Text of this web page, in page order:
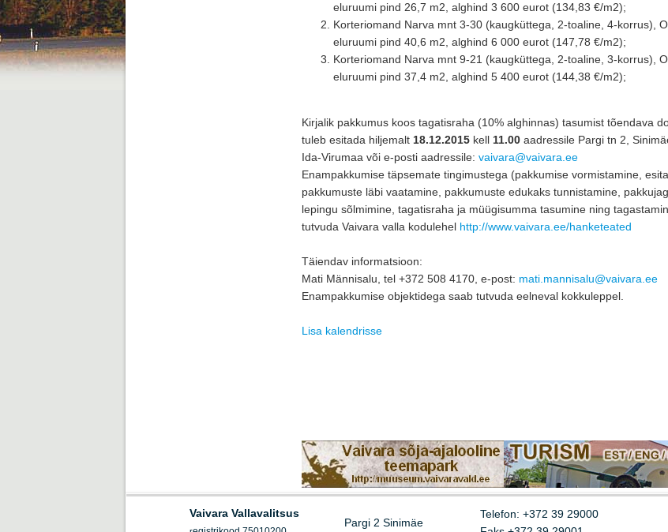
eluruumi pind 26,7 m2, alghind 3 600 eurot (134,83 €/m2);
Korteriomand Narva mnt 3-30 (kaugküttega, 2-toaline, 4-korrus),
eluruumi pind 40,6 m2, alghind 6 000 eurot (147,78 €/m2);
Korteriomand Narva mnt 9-21 (kaugküttega, 2-toaline, 3-korrus),
eluruumi pind 37,4 m2, alghind 5 400 eurot (144,38 €/m2);
Kirjalik pakkumus koos tagatisraha (10% alghinnas) tasumist tõendava
tuleb esitada hiljemalt 18.12.2015 kell 11.00 aadressile Pargi tn 2,
Ida-Virumaa või e-posti aadressile: vaivara@vaivara.ee
Enampakkumise täpsemate tingimustega (pakkumise vormistamine,
pakkumuste läbi vaatamine, pakkumuste edukaks tunnistamine,
lepingu sõlmimine, tagatisraha ja müügisumma tasumine ning
tutvuda Vaivara valla kodulehel http://www.vaivara.ee/hanketeated
Täiendav informatsioon:
Mati Männisalu, tel +372 508 4170, e-post: mati.mannisalu@vaivara.ee
Enampakkumise objektidega saab tutvuda eelneval kokkuleppel.
Lisa kalendrisse
Vaivara Vallavalitsus
Pargi 2 Sinimäe
Telefon: +372 39 29000